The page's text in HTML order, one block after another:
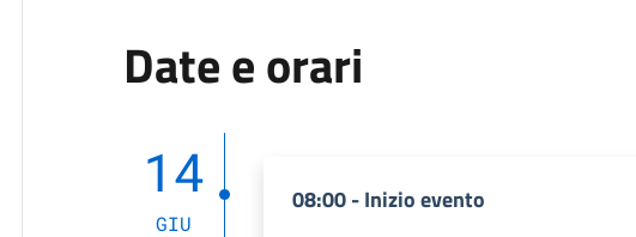
Date e orari
14
GIU
08:00 - Inizio evento